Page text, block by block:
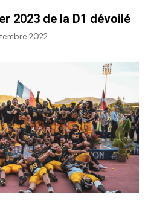
2023 de la D1 dévoilé
2022